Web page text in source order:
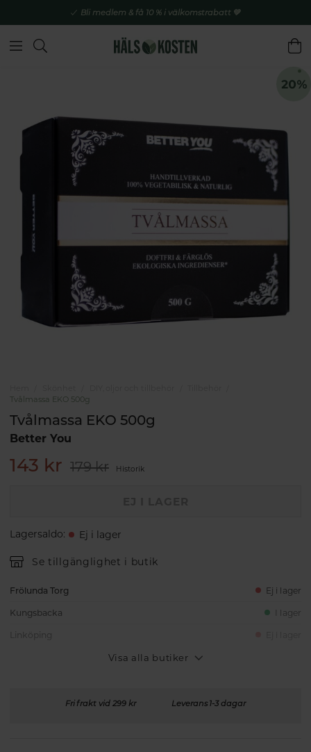
Bli medlem & få 10 % i välkomstrabatt 💚
Tvålmassa EKO 500g
Tvålmassa EKO 500g
Better You
143 kr 179 kr Historik
Lagersaldo: Ej i lager
Se tillgänglighet i butik
Frölunda Torg Ej i lager
Kungsbacka I lager
Visa alla butiker
Fri frakt vid 299 kr Leverans 1-3 dagar